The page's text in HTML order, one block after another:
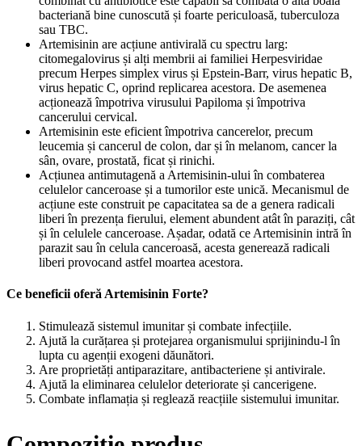
bacteriană bine cunoscută și foarte periculoasă, tuberculoza
sau TBC.
Artemisinin are acțiune antivirală cu spectru larg:
citomegalovirus și alți membrii ai familiei Herpesviridae
precum Herpes simplex virus și Epstein-Barr, virus hepatic B,
virus hepatic C, oprind replicarea acestora. De asemenea
acționează împotriva virusului Papiloma și împotriva
cancerului cervical.
Artemisinin este eficient împotriva cancerelor, precum
leucemia și cancerul de colon, dar și în melanom, cancer la
sân, ovare, prostată, ficat și rinichi.
Acțiunea antimutagenă a Artemisinin-ului în combaterea
celulelor canceroase și a tumorilor este unică. Mecanismul de
acțiune este construit pe capacitatea sa de a genera radicali
liberi în prezența fierului, element abundent atât în ​​paraziți, cât
și în celulele canceroase. Așadar, odată ce Artemisinin intră în
parazit sau în celula canceroasă, acesta generează radicali
liberi provocand astfel moartea acestora.
Ce beneficii oferă Artemisinin Forte?
Stimulează sistemul imunitar și combate infecțiile.
Ajută la curățarea și protejarea organismului sprijinindu-l în
lupta cu agenții exogeni dăunători.
Are proprietăți antiparazitare, antibacteriene și antivirale.
Ajută la eliminarea celulelor deteriorate și cancerigene.
Combate inflamația și reglează reacțiile sistemului imunitar.